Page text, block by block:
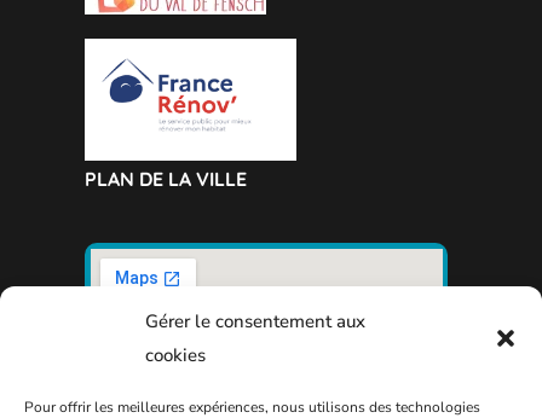
Gérer le consentement aux
cookies
Pour offrir les meilleures expériences, nous utilisons des technologies
PLAN DE LA VILLE